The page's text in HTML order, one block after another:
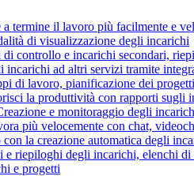
a termine il lavoro più facilmente e
di visualizzazione degli incarichi
di controllo e incarichi secondari,
incarichi ad altri servizi tramite
di lavoro, pianificazione dei
la produttività con rapporti sugli
e monitoraggio degli
più velocemente con chat,
con la creazione automatica degli
e riepiloghi degli incarichi, elenchi
e progetti